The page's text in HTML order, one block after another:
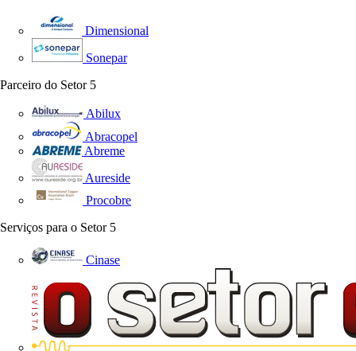
Dimensional
Sonepar
Parceiro do Setor 5
Abilux
Abracopel
Abreme
Aureside
Procobre
Serviços para o Setor 5
Cinase